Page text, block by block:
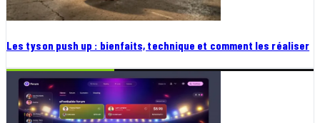
Les tyson push up : bienfaits, technique et comment les réaliser